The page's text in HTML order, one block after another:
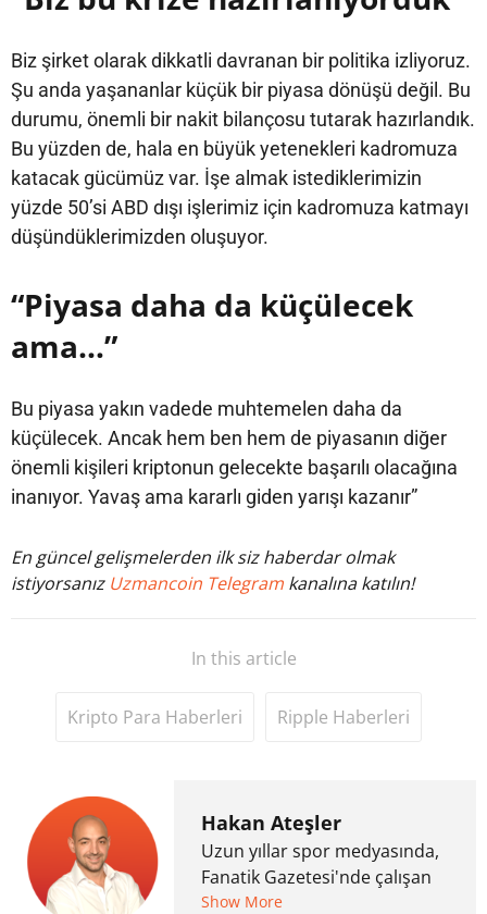
Biz şirket olarak dikkatli davranan bir politika izliyoruz.
Şu anda yaşananlar küçük bir piyasa dönüşü değil. Bu
durumu, önemli bir nakit bilançosu tutarak hazırlandık.
Bu yüzden de, hala en büyük yetenekleri kadromuza
katacak gücümüz var. İşe almak istediklerimizin
yüzde 50’si ABD dışı işlerimiz için kadromuza katmayı
düşündüklerimizden oluşuyor.
“Piyasa daha da küçülecek
ama…”
Bu piyasa yakın vadede muhtemelen daha da
küçülecek. Ancak hem ben hem de piyasanın diğer
önemli kişileri kriptonun gelecekte başarılı olacağına
inanıyor. Yavaş ama kararlı giden yarışı kazanır”
En güncel gelişmelerden ilk siz haberdar olmak
istiyorsanız Uzmancoin Telegram kanalına katılın!
In this article
Kripto Para Haberleri Ripple Haberleri
Hakan Ateşler
Uzun yıllar spor medyasında,
Fanatik Gazetesi'nde çalışan
Hakan Ateşler, 2020 yılında
Show More